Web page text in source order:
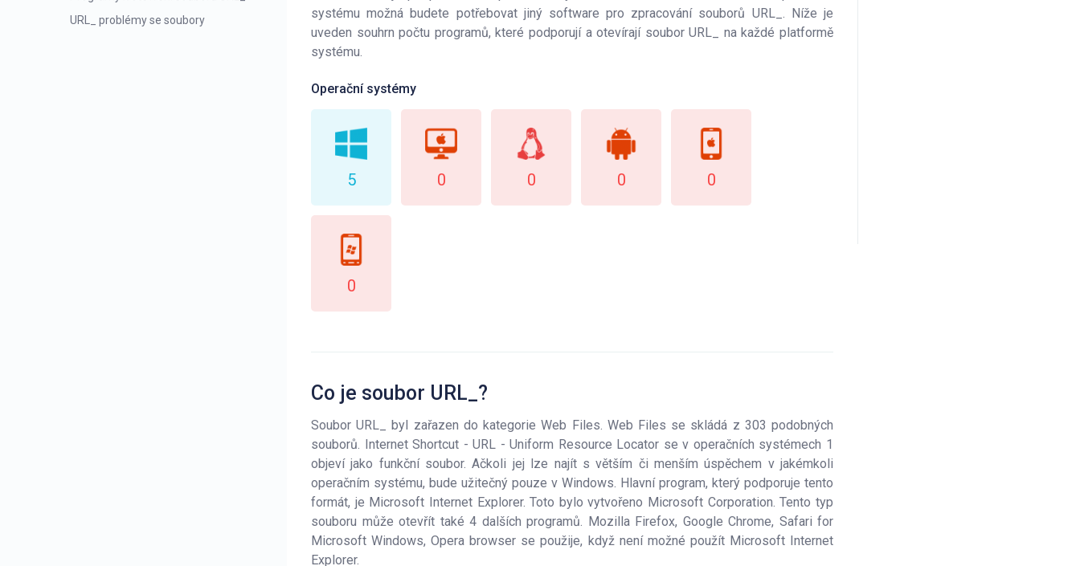
URL_ problémy se soubory
systému možná budete potřebovat jiný software pro zpracování souborů URL_. Níže je
uveden souhrn počtu programů, které podporují a otevírají soubor URL_ na každé platformě
systému.
Operační systémy
5 0 0 0 0
0
Co je soubor URL_?
Soubor URL_ byl zařazen do kategorie Web Files. Web Files se skládá z 303 podobných
souborů. Internet Shortcut - URL - Uniform Resource Locator se v operačních systémech 1
objeví jako funkční soubor. Ačkoli jej lze najít s větším či menším úspěchem v jakémkoli
operačním systému, bude užitečný pouze v Windows. Hlavní program, který podporuje tento
formát, je Microsoft Internet Explorer. Toto bylo vytvořeno Microsoft Corporation. Tento typ
souboru může otevřít také 4 dalších programů. Mozilla Firefox, Google Chrome, Safari for
Microsoft Windows, Opera browser se použije, když není možné použít Microsoft Internet
Explorer.